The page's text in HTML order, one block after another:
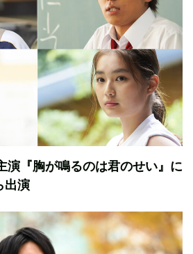
演『胸が鳴るのは君のせい』に
出演